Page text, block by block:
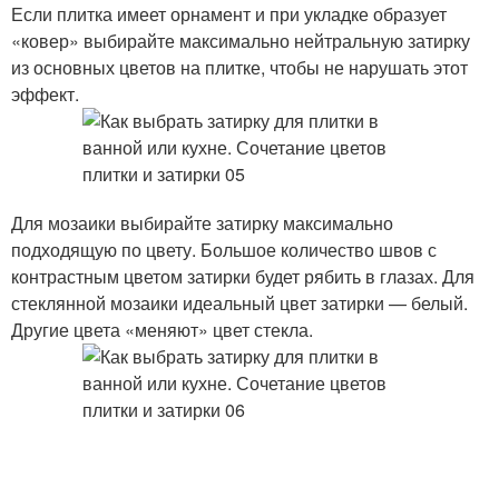
Если плитка имеет орнамент и при укладке образует
«ковер» выбирайте максимально нейтральную затирку
из основных цветов на плитке, чтобы не нарушать этот
эффект.
Для мозаики выбирайте затирку максимально
подходящую по цвету. Большое количество швов с
контрастным цветом затирки будет рябить в глазах. Для
стеклянной мозаики идеальный цвет затирки — белый.
Другие цвета «меняют» цвет стекла.